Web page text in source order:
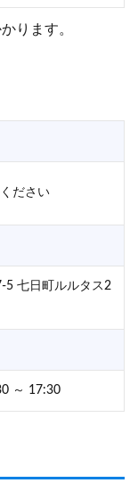
ります。
ださい
5 七日町ルルタス2
～ 17:30